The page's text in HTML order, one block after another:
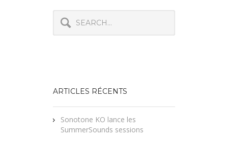
ARTICLES RÉCENTS
Sonotone KO lance les
SummerSounds sessions